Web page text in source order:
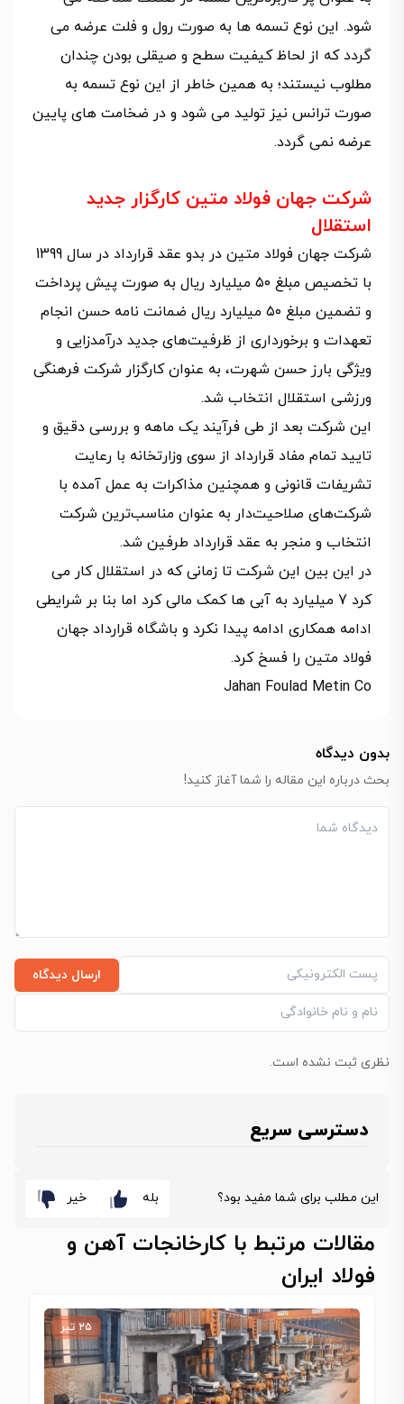
شود. این نوع تسمه ها به صورت رول و فلت عرضه می
گردد که از لحاظ کیفیت سطح و صیقلی بودن چندان
مطلوب نیستند؛ به همین خاطر از این نوع تسمه به
صورت ترانس نیز تولید می شود و در ضخامت های پایین
عرضه نمی گردد.
شرکت جهان فولاد متین کارگزار جدید
استقلال
شرکت جهان فولاد متین در بدو عقد قرارداد در سال 1399
با تخصیص مبلغ ۵۰ میلیارد ریال به صورت پیش پرداخت
و تضمین مبلغ ۵۰ میلیارد ریال ضمانت نامه حسن انجام
تعهدات و برخورداری از ظرفیت‌های جدید درآمدزایی و
ویژگی بارز حسن شهرت، به عنوان کارگزار شرکت فرهنگی
ورزشی استقلال انتخاب شد.
این شرکت بعد از طی فرآیند یک ماهه و بررسی دقیق و
تایید تمام مفاد قرارداد از سوی وزارتخانه با رعایت
تشریفات قانونی و همچنین مذاکرات به عمل آمده با
شرکت‌های صلاحیت‌دار به عنوان مناسب‌ترین شرکت
انتخاب و منجر به عقد قرارداد طرفین شد.
در این بین این شرکت تا زمانی که در استقلال کار می
کرد 7 میلیارد به آبی ها کمک مالی کرد اما بنا بر شرایطی
ادامه همکاری ادامه پیدا نکرد و باشگاه قرارداد جهان
فولاد متین را فسخ کرد.
Jahan Foulad Metin Co
بدون دیدگاه
بحث درباره این مقاله را شما آغاز کنید!
ارسال دیدگاه
نظری ثبت نشده است.
دسترسی سریع
این مطلب برای شما مفید بود؟ بله خیر
مقالات مرتبط با کارخانجات آهن و
فولاد ایران
۲۵ تیر